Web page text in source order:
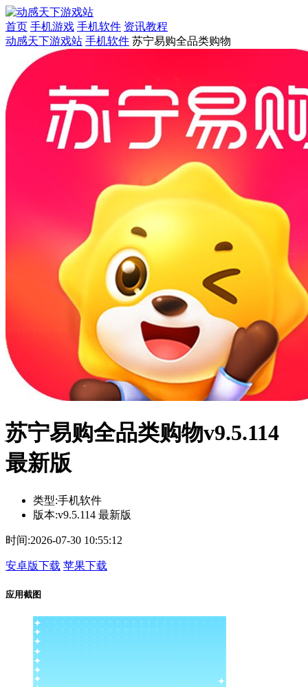
首页 手机游戏 手机软件 资讯教程
动感天下游戏站 手机软件 苏宁易购全品类购物
苏宁易购全品类购物v9.5.114
最新版
类型:手机软件
版本:v9.5.114 最新版
时间:2026-07-30 10:55:12
安卓版下载 苹果下载
应用截图